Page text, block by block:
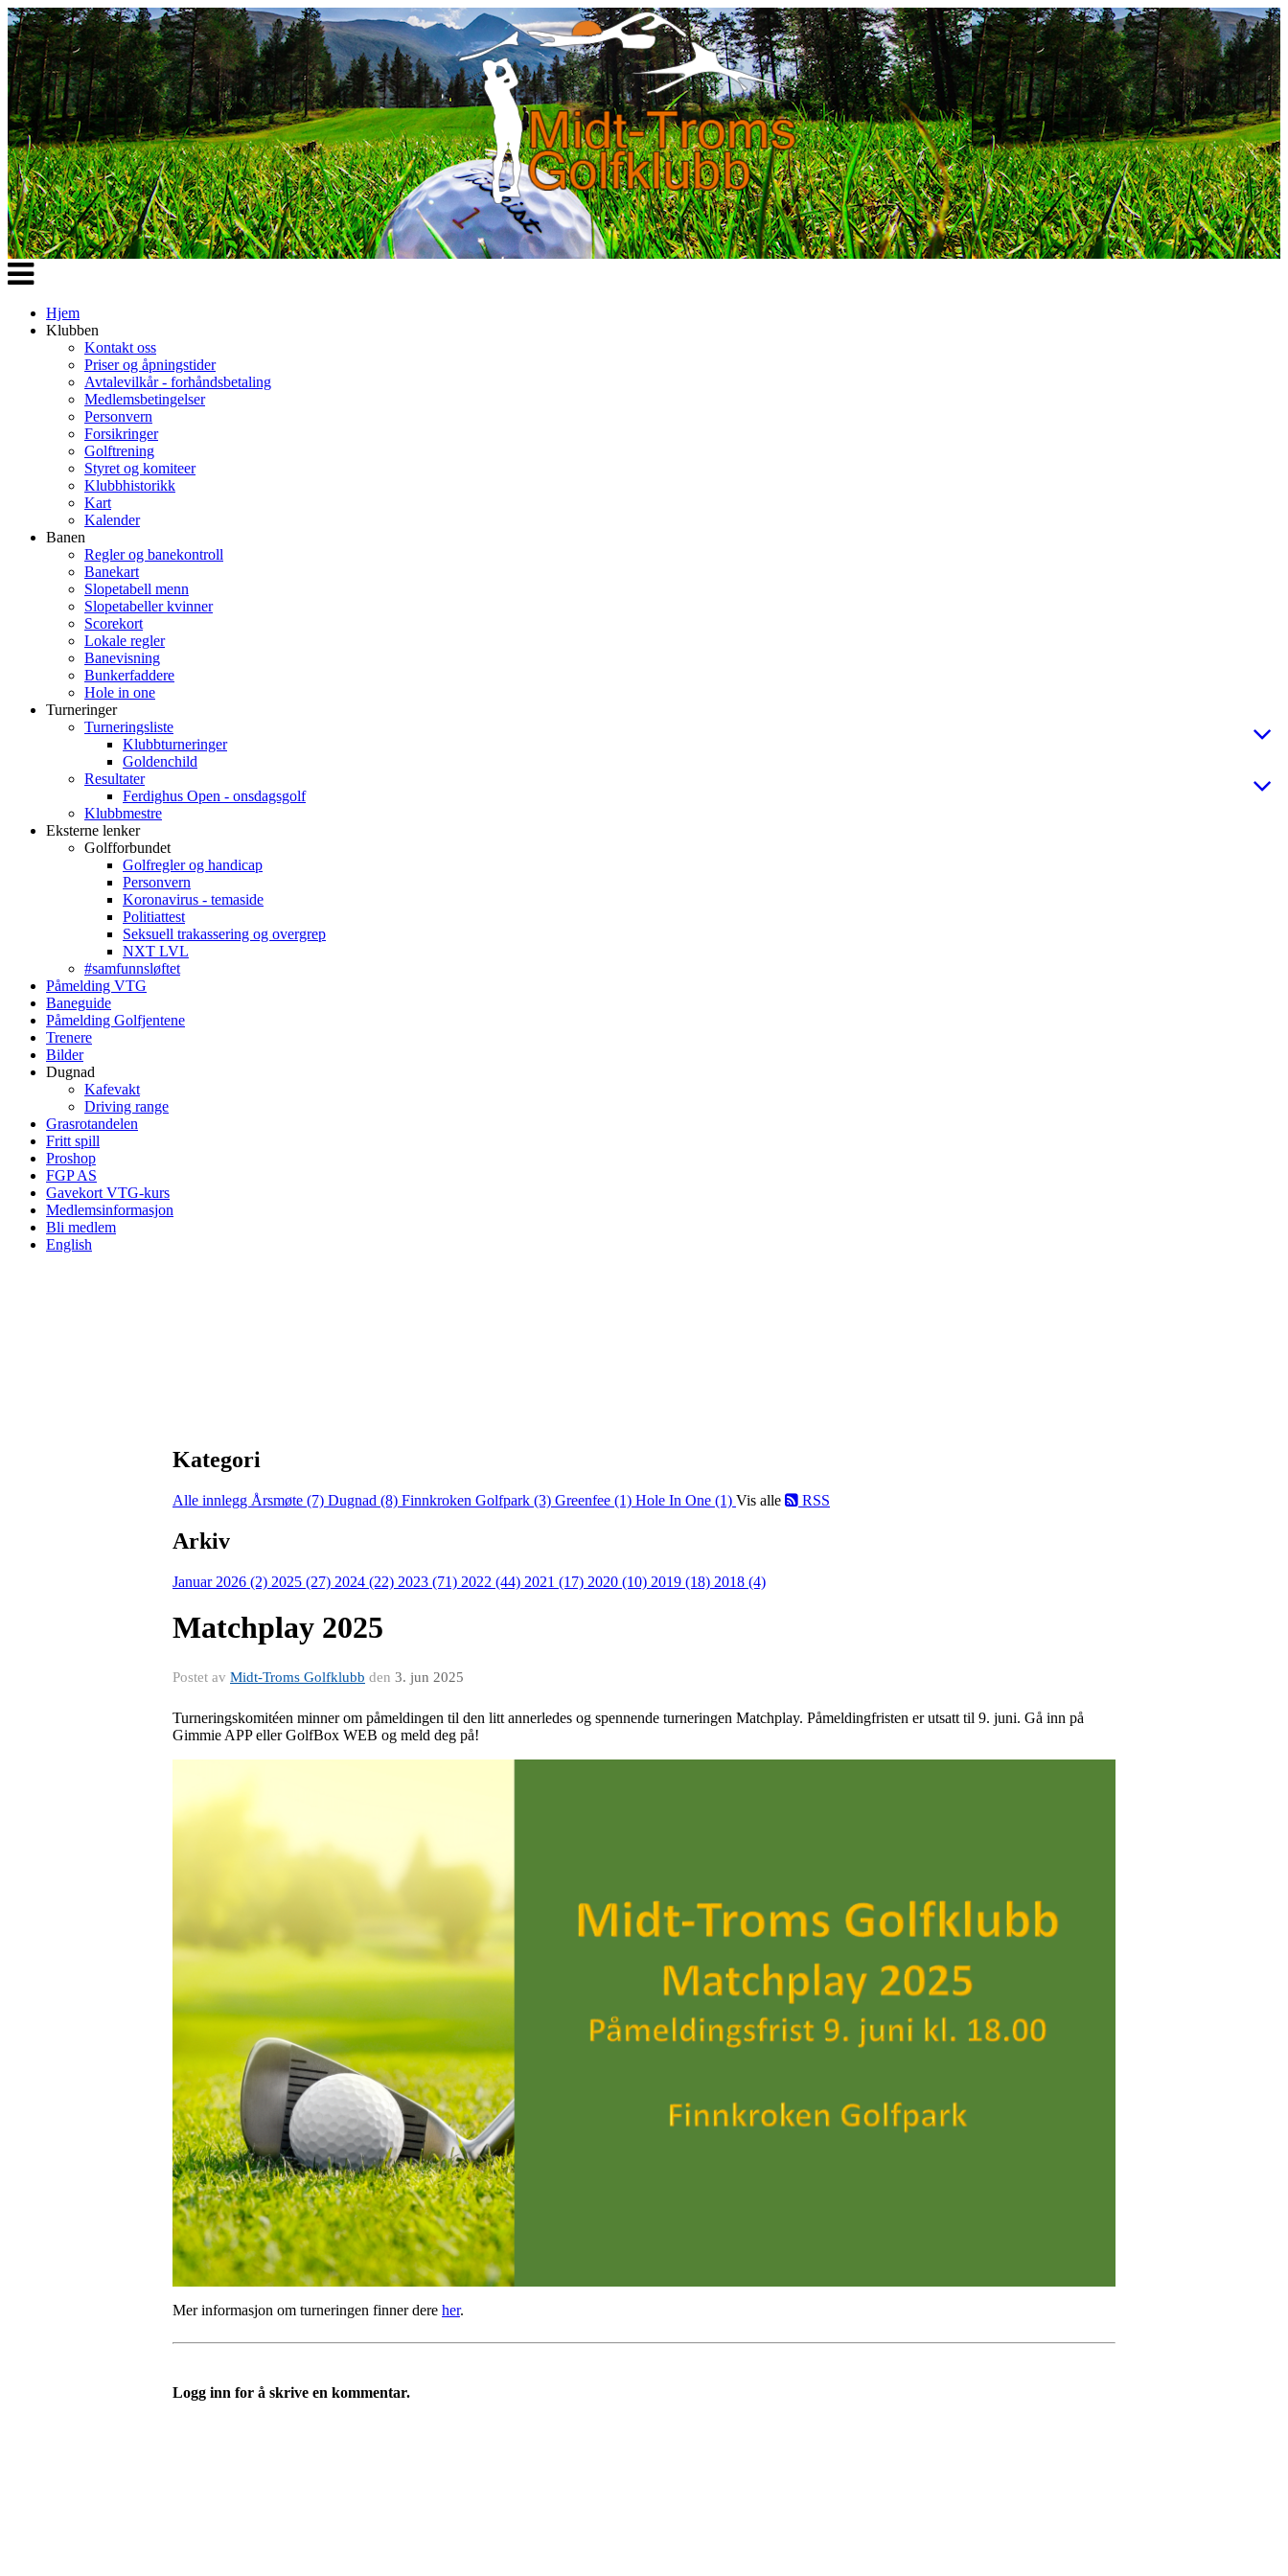
Veksle
navigasjon
Hjem
Klubben
Kontakt oss
Priser og åpningstider
Avtalevilkår - forhåndsbetaling
Medlemsbetingelser
Personvern
Forsikringer
Golftrening
Styret og komiteer
Klubbhistorikk
Kart
Kalender
Banen
Regler og banekontroll
Banekart
Slopetabell menn
Slopetabeller kvinner
Scorekort
Lokale regler
Banevisning
Bunkerfaddere
Hole in one
Turneringer
Turneringsliste
Klubbturneringer
Goldenchild
Resultater
Ferdighus Open - onsdagsgolf
Klubbmestre
Eksterne lenker
Golfforbundet
Golfregler og handicap
Personvern
Koronavirus - temaside
Politiattest
Seksuell trakassering og overgrep
NXT LVL
#samfunnsløftet
Påmelding VTG
Baneguide
Påmelding Golfjentene
Trenere
Bilder
Dugnad
Kafevakt
Driving range
Grasrotandelen
Fritt spill
Proshop
FGP AS
Gavekort VTG-kurs
Medlemsinformasjon
Bli medlem
English
Kategori
Alle innlegg Årsmøte (7) Dugnad (8) Finnkroken Golfpark (3) Greenfee (1) Hole In One (1) Vis alle RSS
Arkiv
Januar 2026 (2) 2025 (27) 2024 (22) 2023 (71) 2022 (44) 2021 (17) 2020 (10) 2019 (18) 2018 (4)
Matchplay 2025
Postet av Midt-Troms Golfklubb den 3. jun 2025
Turneringskomitéen minner om påmeldingen til den litt annerledes og spennende turneringen Matchplay. Påmeldingfristen er utsatt til 9. juni. Gå inn på
Gimmie APP eller GolfBox WEB og meld deg på!
Mer informasjon om turneringen finner dere her.
Logg inn for å skrive en kommentar.